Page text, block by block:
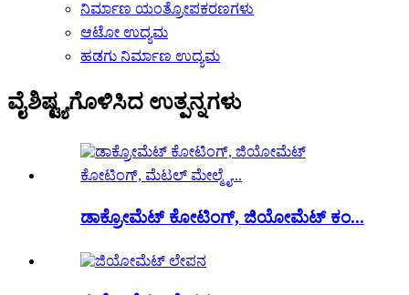
ನಿರ್ಮಾಣ ಯಂತ್ರೋಪಕರಣಗಳು
ಆಟೋ ಉದ್ಯಮ
ಹಡಗು ನಿರ್ಮಾಣ ಉದ್ಯಮ
ವೈಶಿಷ್ಟ್ಯಗೊಳಿಸಿದ ಉತ್ಪನ್ನಗಳು
ಡಾಕ್ರೋಮೆಟ್ ಕೋಟಿಂಗ್, ಜಿಯೋಮೆಟ್ ಕಂ...